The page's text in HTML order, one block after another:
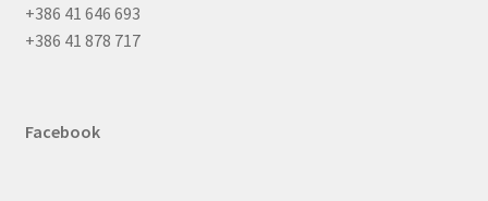
+386 41 646 693
+386 41 878 717
Facebook